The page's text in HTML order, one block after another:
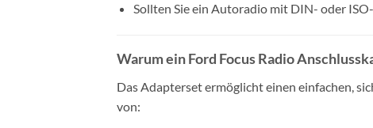
Sollten Sie ein Autoradio mit DIN- oder
Warum ein Ford Focus Radio
Das Adapterset ermöglicht einen einfachen,
von: